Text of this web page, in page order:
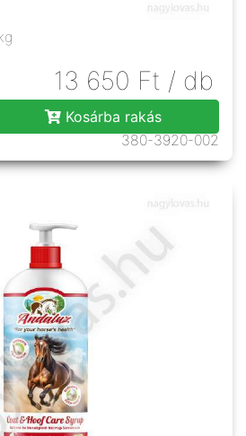
13 650 Ft / db
Kosárba rakás
380-3920-002